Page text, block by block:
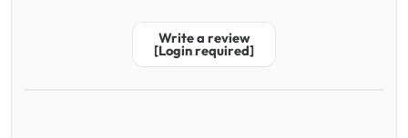
Write a review
[Login required]